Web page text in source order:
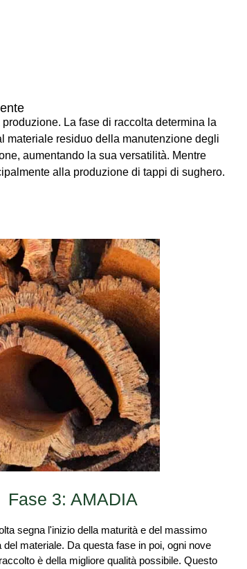
La fase di raccolta determina la
materiale residuo della manutenzione degli
aumentando la sua versatilità. Mentre
alla produzione di tappi di sughero.
Fase 3: AMADIA
segna l'inizio della maturità e del massimo
del materiale. Da questa fase in poi, ogni nove
è della migliore qualità possibile. Questo